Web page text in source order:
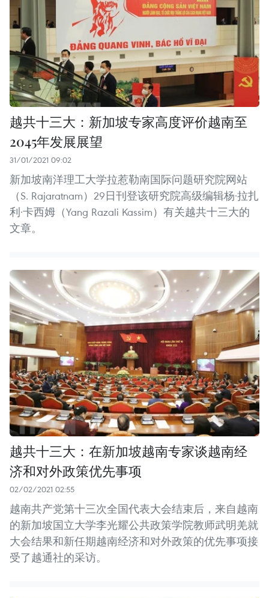
越共十三大：新加坡专家高度评价越南至
2045年发展展望
31/01/2021 09:02
新加坡南洋理工大学拉惹勒南国际问题研究院网站
（S. Rajaratnam）29日刊登该研究院高级编辑杨·拉扎
利·卡西姆（Yang Razali Kassim）有关越共十三大的
文章。
越共十三大：在新加坡越南专家谈越南经
济和对外政策优先事项
02/02/2021 02:55
越南共产党第十三次全国代表大会结束后，来自越南
的新加坡国立大学李光耀公共政策学院教师武明羌就
大会结果和新任期越南经济和对外政策的优先事项接
受了越通社的采访。